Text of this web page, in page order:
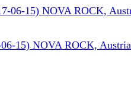
15) NOVA ROCK,